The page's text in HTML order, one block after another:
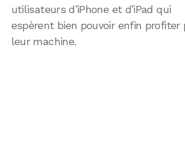
utilisateurs d’iPhone et d’iPad qui
espèrent bien pouvoir enfin profiter
leur machine.